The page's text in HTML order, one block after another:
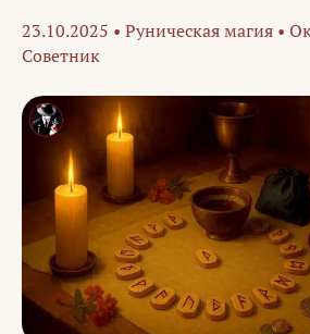
23.10.2025 • Руническая магия •
Советник